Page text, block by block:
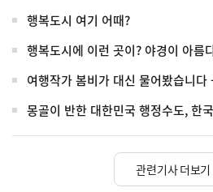
행복도시 여기 어때?
행복도시에 이런 곳이? 야경이 아름
여행작가 봄비가 대신 물어봤습니다
몽골이 반한 대한민국 행정수도, 한
관련기사 더보기